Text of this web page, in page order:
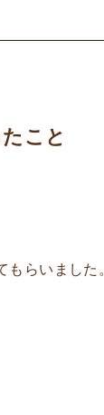
こと
らいました。